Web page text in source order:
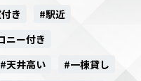
き
#駅近
ニー付き
#天井高い
#一棟貸し